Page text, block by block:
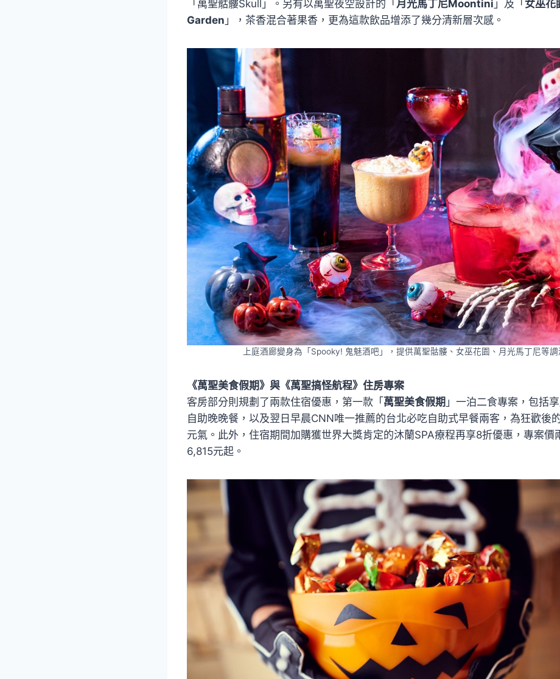
「萬聖骷髏Skull」。另有以萬聖夜空設計的「 月光馬丁尼Moontini 」及「 女巫
Garden 」，茶香混合著果香，更為這款飲品增添了幾分清新層次感。
上庭酒廊變身為「Spooky! 鬼魅酒吧」，提供萬聖骷髏、女巫花園、月光馬丁尼等調
《萬聖美食假期》與《萬聖搞怪航程》住房專案
客房部分則規劃了兩款住宿優惠，第一款「 萬聖美食假期 」一泊二食專案，包括
自助晚晚餐，以及翌日早晨CNN唯一推薦的台北必吃自助式早餐兩客，為狂歡後
元氣。此外，住宿期間加購獲世界大獎肯定的沐蘭SPA療程再享8折優惠，專案價
6,815元起。